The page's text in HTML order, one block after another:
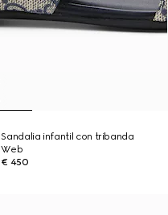
Sandalia infantil con tribanda
Web
€ 450